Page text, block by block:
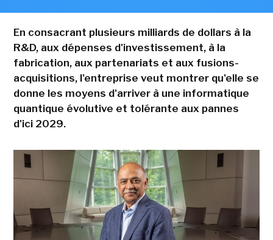
En consacrant plusieurs milliards de dollars à la
R&D, aux dépenses d'investissement, à la
fabrication, aux partenariats et aux fusions-
acquisitions, l'entreprise veut montrer qu'elle se
donne les moyens d'arriver à une informatique
quantique évolutive et tolérante aux pannes
d'ici 2029.